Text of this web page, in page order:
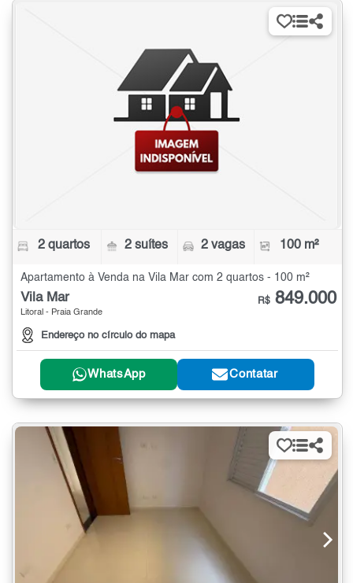
2 quartos 2 suítes 2 vagas 100 m²
Apartamento à Venda na Vila Mar com 2 quartos - 100 m²
Vila Mar
Litoral - Praia Grande
Endereço no círculo do mapa
R$ 849.000
WhatsApp Contatar